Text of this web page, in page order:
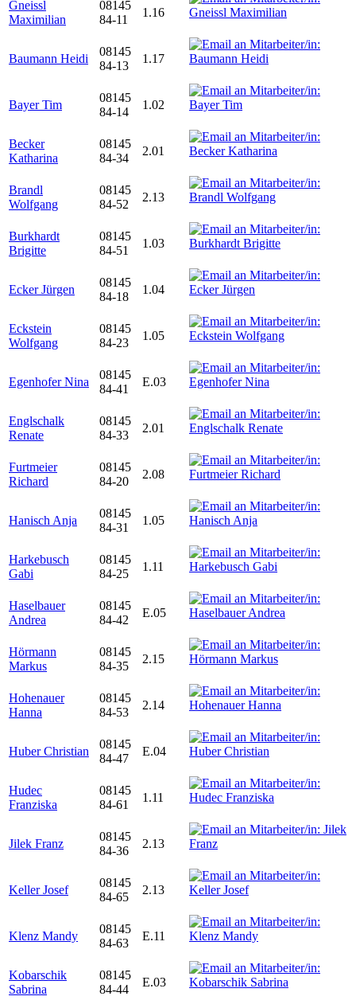
Gneissl
Maximilian
08145
84-11
1.16
Baumann Heidi
08145
84-13
1.17
Bayer Tim
08145
84-14
1.02
Becker
Katharina
08145
84-34
2.01
Brandl
Wolfgang
08145
84-52
2.13
Burkhardt
Brigitte
08145
84-51
1.03
Ecker Jürgen
08145
84-18
1.04
Eckstein
Wolfgang
08145
84-23
1.05
Egenhofer Nina
08145
84-41
E.03
Englschalk
Renate
08145
84-33
2.01
Furtmeier
Richard
08145
84-20
2.08
Hanisch Anja
08145
84-31
1.05
Harkebusch
Gabi
08145
84-25
1.11
Haselbauer
Andrea
08145
84-42
E.05
Hörmann
Markus
08145
84-35
2.15
Hohenauer
Hanna
08145
84-53
2.14
Huber Christian
08145
84-47
E.04
Hudec
Franziska
08145
84-61
1.11
Jilek Franz
08145
84-36
2.13
Keller Josef
08145
84-65
2.13
Klenz Mandy
08145
84-63
E.11
Kobarschik
Sabrina
08145
84-44
E.03